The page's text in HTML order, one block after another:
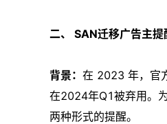
二、 SAN迁移广告主
背景： 在 2023 年，官
在2024年Q1被弃用。
两种形式的提醒。